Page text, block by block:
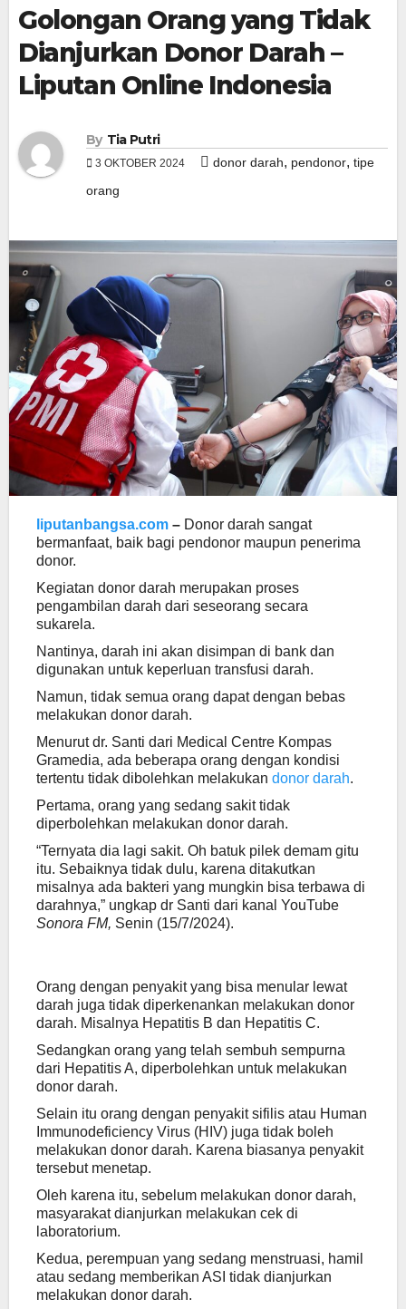
Golongan Orang yang Tidak
Dianjurkan Donor Darah –
Liputan Online Indonesia
By Tia Putri
3 OKTOBER 2024 donor darah, pendonor, tipe
orang
liputanbangsa.com – Donor darah sangat
bermanfaat, baik bagi pendonor maupun penerima
donor.
Kegiatan donor darah merupakan proses
pengambilan darah dari seseorang secara
sukarela.
Nantinya, darah ini akan disimpan di bank dan
digunakan untuk keperluan transfusi darah.
Namun, tidak semua orang dapat dengan bebas
melakukan donor darah.
Menurut dr. Santi dari Medical Centre Kompas
Gramedia, ada beberapa orang dengan kondisi
tertentu tidak dibolehkan melakukan donor darah.
Pertama, orang yang sedang sakit tidak
diperbolehkan melakukan donor darah.
“Ternyata dia lagi sakit. Oh batuk pilek demam gitu
itu. Sebaiknya tidak dulu, karena ditakutkan
misalnya ada bakteri yang mungkin bisa terbawa di
darahnya,” ungkap dr Santi dari kanal YouTube
Sonora FM, Senin (15/7/2024).
Orang dengan penyakit yang bisa menular lewat
darah juga tidak diperkenankan melakukan donor
darah. Misalnya Hepatitis B dan Hepatitis C.
Sedangkan orang yang telah sembuh sempurna
dari Hepatitis A, diperbolehkan untuk melakukan
donor darah.
Selain itu orang dengan penyakit sifilis atau Human
Immunodeficiency Virus (HIV) juga tidak boleh
melakukan donor darah. Karena biasanya penyakit
tersebut menetap.
Oleh karena itu, sebelum melakukan donor darah,
masyarakat dianjurkan melakukan cek di
laboratorium.
Kedua, perempuan yang sedang menstruasi, hamil
atau sedang memberikan ASI tidak dianjurkan
melakukan donor darah.